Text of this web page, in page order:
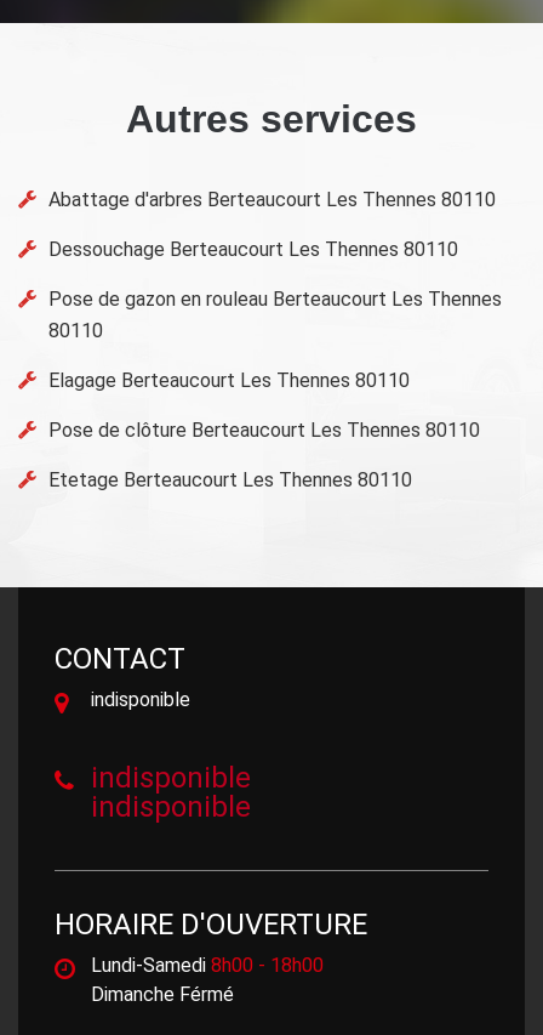
Autres services
Abattage d'arbres Berteaucourt Les Thennes 80110
Dessouchage Berteaucourt Les Thennes 80110
Pose de gazon en rouleau Berteaucourt Les Thennes
80110
Elagage Berteaucourt Les Thennes 80110
Pose de clôture Berteaucourt Les Thennes 80110
Etetage Berteaucourt Les Thennes 80110
CONTACT
indisponible
indisponible
indisponible
HORAIRE D'OUVERTURE
Lundi-Samedi 8h00 - 18h00
Dimanche Férmé